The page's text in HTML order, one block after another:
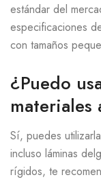
estándar del
especificaciones
con tamaños
¿Puedo
materiales
Sí, puedes
incluso láminas
rígidos, te